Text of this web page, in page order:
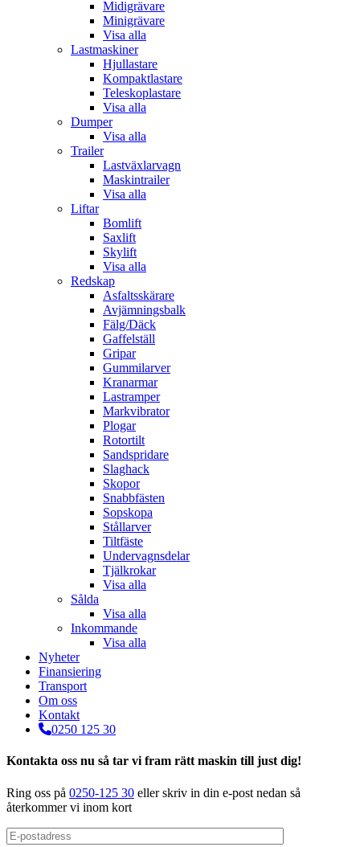
Midigrävare
Minigrävare
Visa alla
Lastmaskiner
Hjullastare
Kompaktlastare
Teleskoplastare
Visa alla
Dumper
Visa alla
Trailer
Lastväxlarvagn
Maskintrailer
Visa alla
Liftar
Bomlift
Saxlift
Skylift
Visa alla
Redskap
Asfaltsskärare
Avjämningsbalk
Fälg/Däck
Gaffelställ
Gripar
Gummilarver
Kranarmar
Lastramper
Markvibrator
Plogar
Rotortilt
Sandspridare
Slaghack
Skopor
Snabbfästen
Sopskopa
Stållarver
Tiltfäste
Undervagnsdelar
Tjälkrokar
Visa alla
Sålda
Visa alla
Inkommande
Visa alla
Nyheter
Finansiering
Transport
Om oss
Kontakt
0250 125 30
Kontakta oss nu så tar vi fram rätt maskin till just dig!
Ring oss på 0250-125 30 eller skriv in din e-post nedan så
återkommer vi inom kort